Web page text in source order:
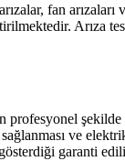
fan
Arıza
ve
garanti